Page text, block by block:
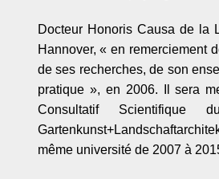
Docteur Honoris Causa de la
Hannover,«en remerciement
de ses recherches, de son
pratique», en 2006. Il sera
Consultatif Scientifique
même université de 2007 à